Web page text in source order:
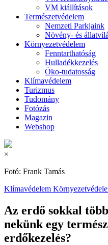
VM kiállítások
Természetvédelem
Nemzeti Parkjaink
Növény- és
Környezetvédelem
Fenntarthatóság
Hulladékkezelés
Öko-tudatosság
Klímavédelem
Turizmus
Tudomány
Fotózás
Magazin
Webshop
×
Fotó: Frank Tamás
Klímavédelem
Az erdő sokkal
nekünk egy
erdőkezelés?